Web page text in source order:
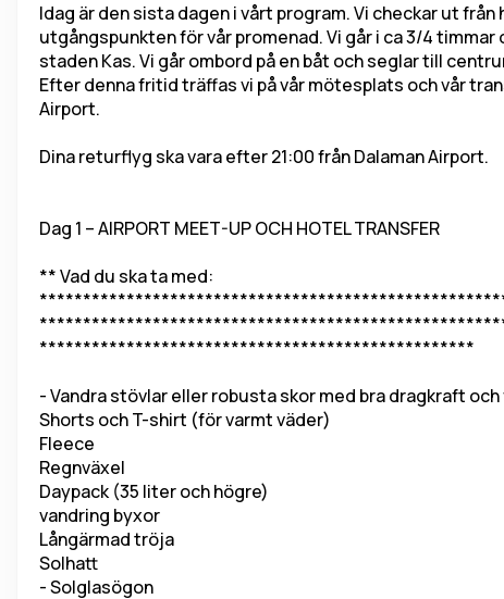
Idag är den sista dagen i vårt program. Vi checkar ut
utgångspunkten för vår promenad. Vi går i ca 3/4
staden Kas. Vi går ombord på en båt och seglar till
Efter denna fritid träffas vi på vår mötesplats och vår
Airport.
Dina returflyg ska vara efter 21:00 från Dalaman Airport.
Dag 1 – AIRPORT MEET-UP OCH HOTEL TRANSFER
** Vad du ska ta med:
**************************************************
- Vandra stövlar eller robusta skor med bra dragkraft
Shorts och T-shirt (för varmt väder)
Fleece
Regnväxel
Daypack (35 liter och högre)
vandring byxor
Långärmad tröja
Solhatt
- Solglasögon